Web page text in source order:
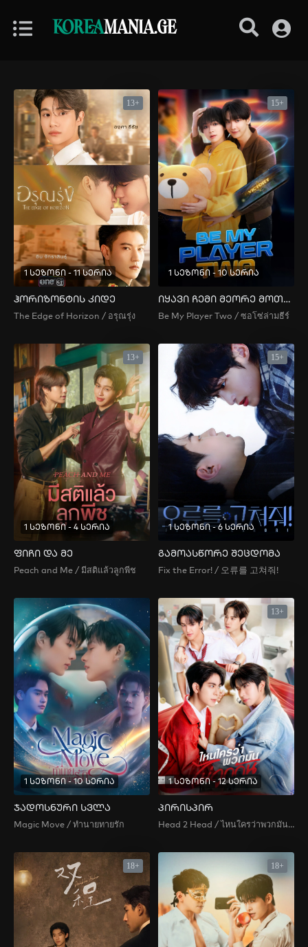
KOREAMANIA.GE
13+
1 სეზონი - 11 სერია
ჰორიზონტის კიდე
The Edge of Horizon / อรุณรุ่ง
15+
1 სეზონი - 10 სერია
იყავი ჩემი მეორე მოთამაშე
Be My Player Two / ซอโซ่ล่ามธีร์
13+
1 სეზონი - 4 სერია
ფიჩი და მე
Peach and Me / มีสติแล้วลูกพีช
15+
1 სეზონი - 6 სერია
გამოასწორე შეცდომა
Fix the Error! / 오류를 고쳐줘!
1 სეზონი - 10 სერია
ჯადოსნური სვლა
Magic Move / ทำนายทายรัก
13+
1 სეზონი - 12 სერია
პირისპირ
Head 2 Head / ไหนใครว่าพวกมันไม่ถูกกัน
18+ 18+